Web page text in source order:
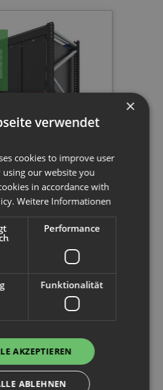
1-1847
2 Verschiebeschränke
verfügbar
×
verwendet
cookies to improve user
using our website you
in accordance with
Weitere Informationen
Performance
Funktionalität
AKZEPTIEREN
ABLEHNEN